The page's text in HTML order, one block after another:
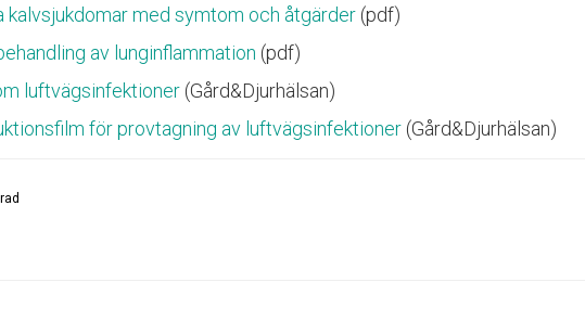
kalvsjukdomar med symtom och åtgärder (pdf)
av lunginflammation (pdf)
luftvägsinfektioner (Gård&Djurhälsan)
för provtagning av luftvägsinfektioner (Gård&Djurhälsan)